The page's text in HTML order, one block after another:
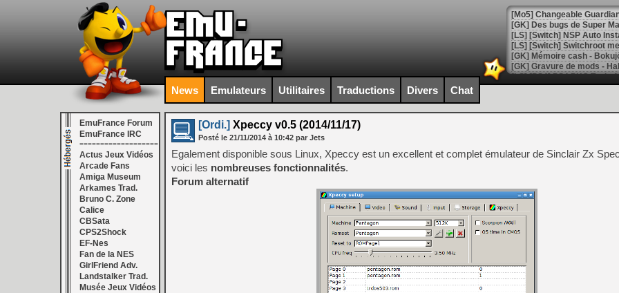
[Mo5] Changeable
[GK] Des bugs de Super
[LS] [Switch] NSP Auto
[GK] La saga horrifique
[GK] Le portage de Super
[Mo5] Le jeu de course
[GK] Guillermo del Toro
[LTF] Eté 2026 - Séquence 6
[GK] Mistfall Hunter : déjà
[GK] Wo Long 2 évolue
[GK] Crossfire : un TPS à
[LS] [PS5] Premiers
News Emulateurs Utilitaires Traductions Divers Chat
EmuFrance Forum
EmuFrance IRC
===================
Actus Jeux Vidéos
Arcade Fans
Amiga Museum
Arkames Trad.
Bruno C. Zone
Calice
CBSata
CPS2Shock
EF-Nes
Fan de la NES
GirlFriend Adv.
Landstalker Trad.
Musée Jeux Vidéos
[Ordi.] Xpeccy v0.5 (2014/11/17)
Posté le 21/11/2014 à 10:42 par Jets
Egalement disponible sous Linux, Xpeccy est un excellent et complet émulateur de Sinclair Zx
voici les nombreuses fonctionnalités.
Forum alternatif